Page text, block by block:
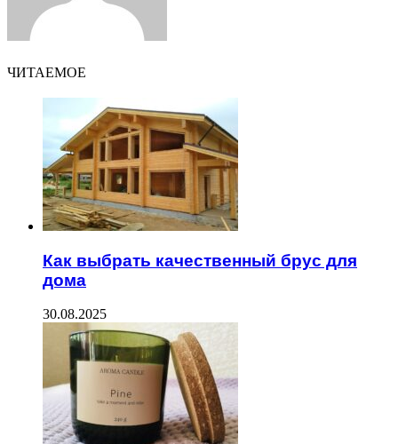
ЧИТАЕМОЕ
Как выбрать качественный брус для
дома
30.08.2025